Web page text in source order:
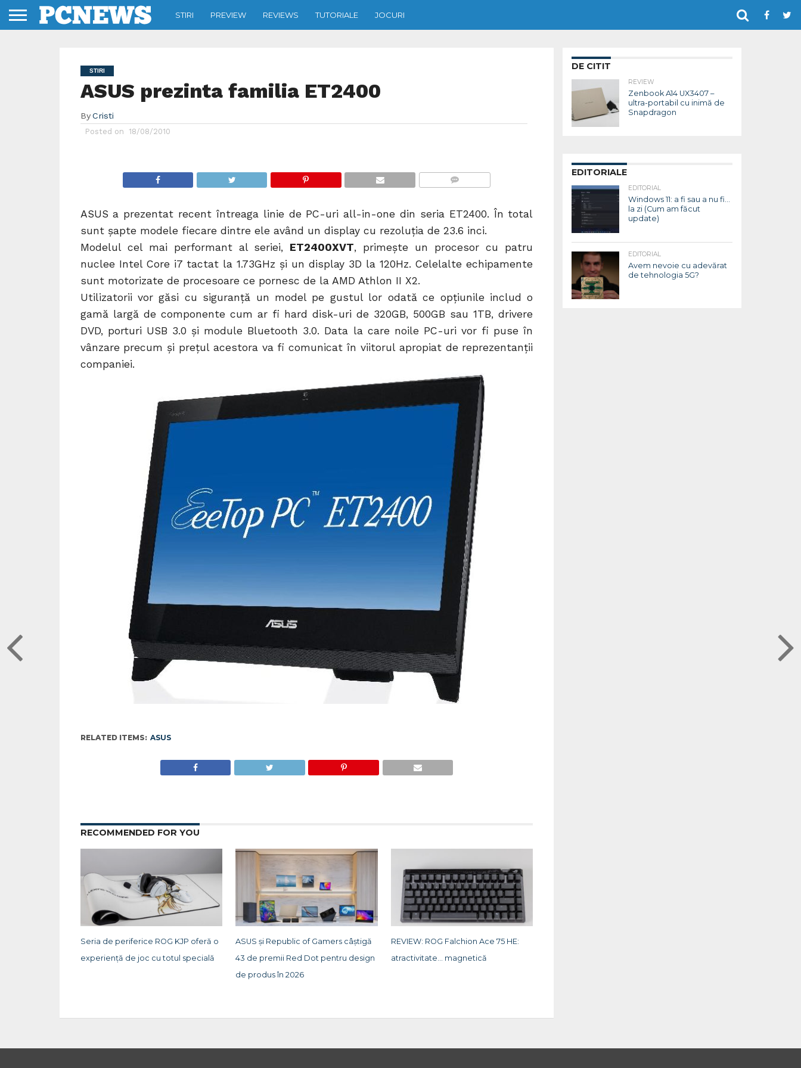
STIRI PREVIEW REVIEWS TUTORIALE JOCURI
STIRI
ASUS prezinta familia ET2400
By Cristi
Posted on 18/08/2010
ASUS a prezentat recent întreaga linie de PC-uri all-in-one din seria ET2400. În total
sunt șapte modele fiecare dintre ele având un display cu rezoluția de 23.6 inci.
Modelul cel mai performant al seriei, ET2400XVT, primește un procesor cu patru
nuclee Intel Core i7 tactat la 1.73GHz și un display 3D la 120Hz. Celelalte echipamente
sunt motorizate de procesoare ce pornesc de la AMD Athlon II X2.
Utilizatorii vor găsi cu siguranță un model pe gustul lor odată ce opțiunile includ o
gamă largă de componente cum ar fi hard disk-uri de 320GB, 500GB sau 1TB, drivere
DVD, porturi USB 3.0 și module Bluetooth 3.0. Data la care noile PC-uri vor fi puse în
vânzare precum și prețul acestora va fi comunicat în viitorul apropiat de reprezentanții
companiei.
RELATED ITEMS: ASUS
RECOMMENDED FOR YOU
Seria de periferice ROG KJP oferă o
experiență de joc cu totul specială
ASUS și Republic of Gamers câștigă
43 de premii Red Dot pentru design
de produs în 2026
REVIEW: ROG Falchion Ace 75 HE:
atractivitate… magnetică
DE CITIT
REVIEW
Zenbook A14 UX3407 –
ultra-portabil cu inimă de
Snapdragon
EDITORIALE
EDITORIAL
Windows 11: a fi sau a nu fi…
la zi (Cum am făcut
update)
EDITORIAL
Avem nevoie cu adevărat
de tehnologia 5G?